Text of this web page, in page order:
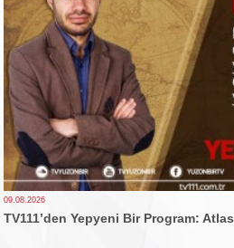
09.08.2026
TV111’den Yepyeni Bir Program: Atlas